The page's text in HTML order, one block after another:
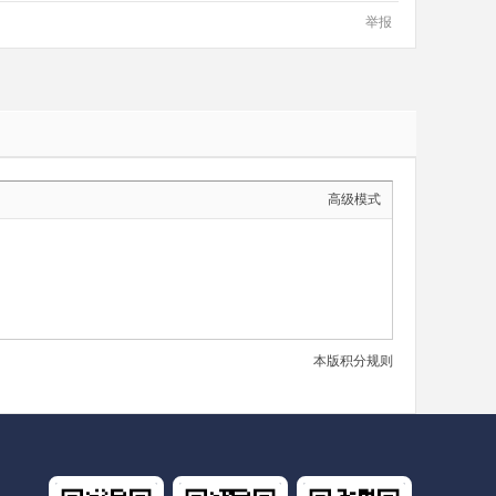
举报
高级模式
本版积分规则